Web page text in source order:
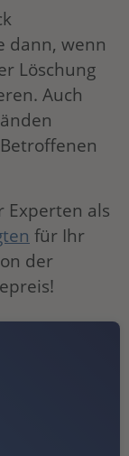
dann, wenn
Löschung
Auch
Experten als
für Ihr
der